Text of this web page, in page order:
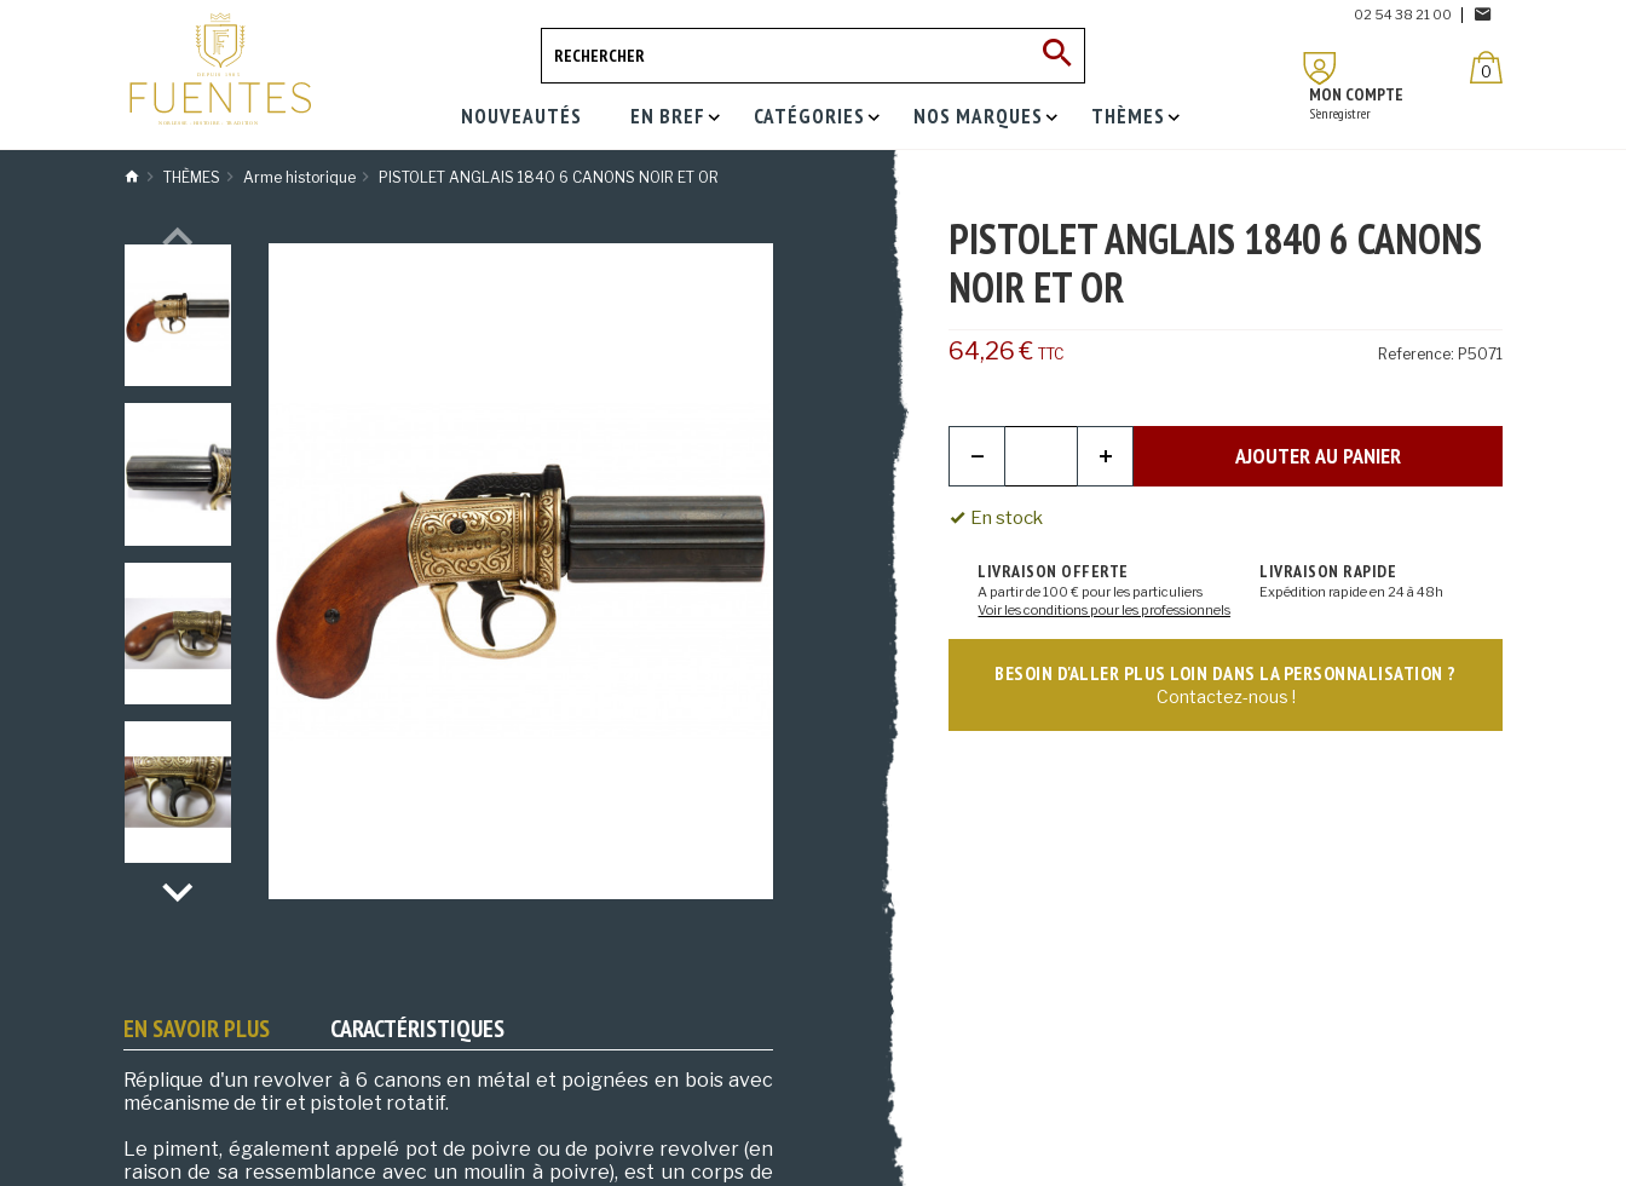
NOUVEAUTÉS EN BREF CATÉGORIES NOS MARQUES THÈMES
02 54 38 21 00
MON COMPTE
S'enregistrer
0
THÈMES Arme historique PISTOLET ANGLAIS 1840 6 CANONS NOIR ET OR
EN SAVOIR PLUS CARACTÉRISTIQUES
Réplique d'un revolver à 6 canons en métal et poignées en bois avec
mécanisme de tir et pistolet rotatif.
Le piment, également appelé pot de poivre ou de poivre revolver (en
raison de sa ressemblance avec un moulin à poivre), est un corps de
PISTOLET ANGLAIS 1840 6 CANONS
NOIR ET OR
64,26 €TTC Reference: P5071
AJOUTER AU PANIER
En stock
LIVRAISON OFFERTE
A partir de 100 € pour les particuliers
Voir les conditions pour les professionnels
LIVRAISON RAPIDE
Expédition rapide en 24 à 48h
BESOIN D'ALLER PLUS LOIN DANS LA PERSONNALISATION ?
Contactez-nous !